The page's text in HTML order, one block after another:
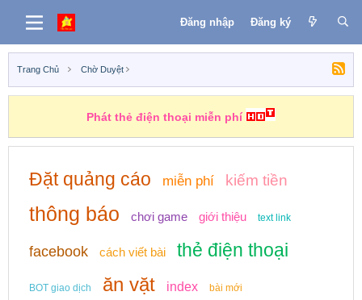
Đăng nhập Đăng ký
Trang Chủ Chờ Duyệt
Những nhiệm vụ kiếm tiền
Đặt quảng cáo miễn phí kiếm tiền
thông báo chơi game giới thiệu text link
facebook cách viết bài thẻ điện thoại
BOT giao dịch ăn vặt index bài mới